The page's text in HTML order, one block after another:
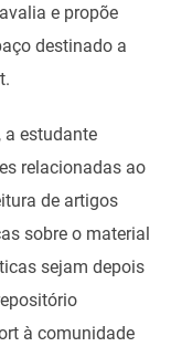
e propõe
destinado a
a estudante
relacionadas ao
de artigos
sobre o material
sejam depois
à comunidade